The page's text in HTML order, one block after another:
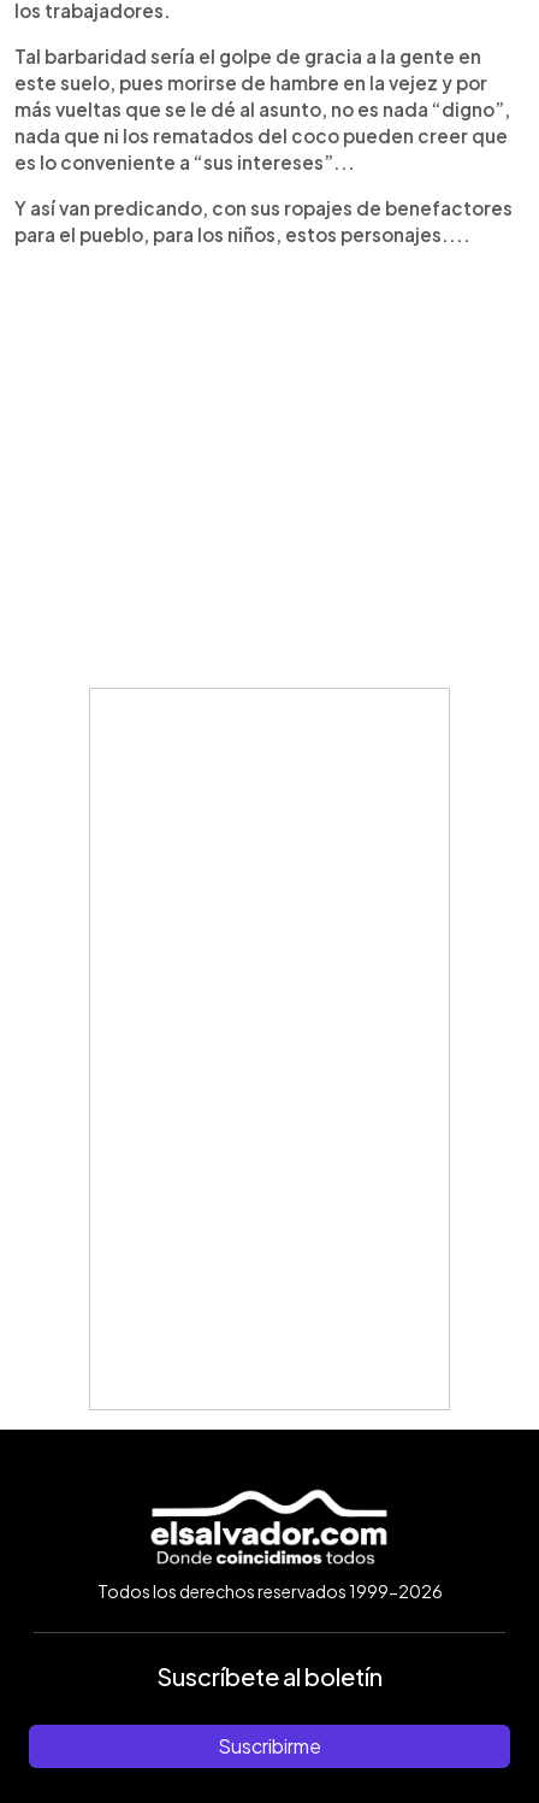
los trabajadores.
Tal barbaridad sería el golpe de gracia a la gente en
este suelo, pues morirse de hambre en la vejez y por
más vueltas que se le dé al asunto, no es nada “digno”,
nada que ni los rematados del coco pueden creer que
es lo conveniente a “sus intereses”...
Y así van predicando, con sus ropajes de benefactores
para el pueblo, para los niños, estos personajes....
Todos los derechos reservados 1999-2026
Suscríbete al boletín
Suscribirme